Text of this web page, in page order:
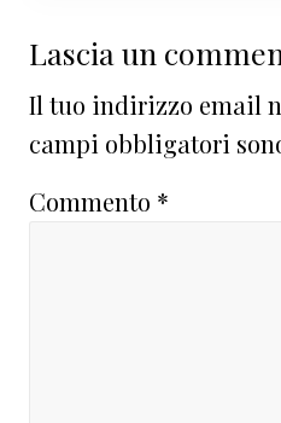
Interazioni
del
lettore
Lascia un
Il tuo indirizzo email
campi obbligatori
Commento *